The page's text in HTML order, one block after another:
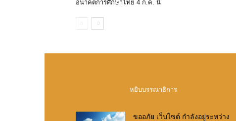
อนาคตการศึกษาไทย 4 ก.ค. นี้
หยิบบรรณาธิการ
ขออภัย เว็บไซต์ กำลังอยู่ระหว่าง